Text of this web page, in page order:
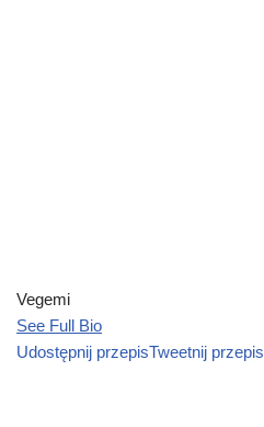
Vegemi
See Full Bio
Udostępnij przepisTweetnij przepis